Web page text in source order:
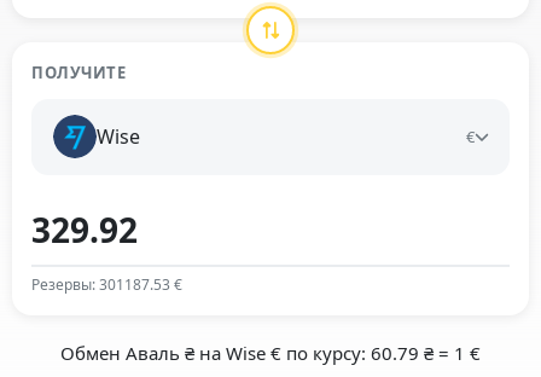
ПОЛУЧИТЕ
Wise €
Резервы: 301187.53 €
Обмен Аваль ₴ на Wise € по курсу: 60.79 ₴ = 1 €